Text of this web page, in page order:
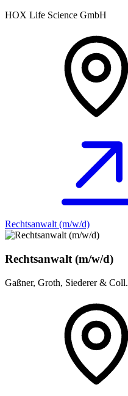
HOX Life Science GmbH
Rechtsanwalt (m/w/d)
Rechtsanwalt (m/w/d)
Gaßner, Groth, Siederer & Coll.